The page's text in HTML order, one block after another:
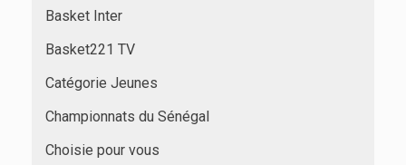
Basket Inter
Basket221 TV
Catégorie Jeunes
Championnats du Sénégal
Choisie pour vous